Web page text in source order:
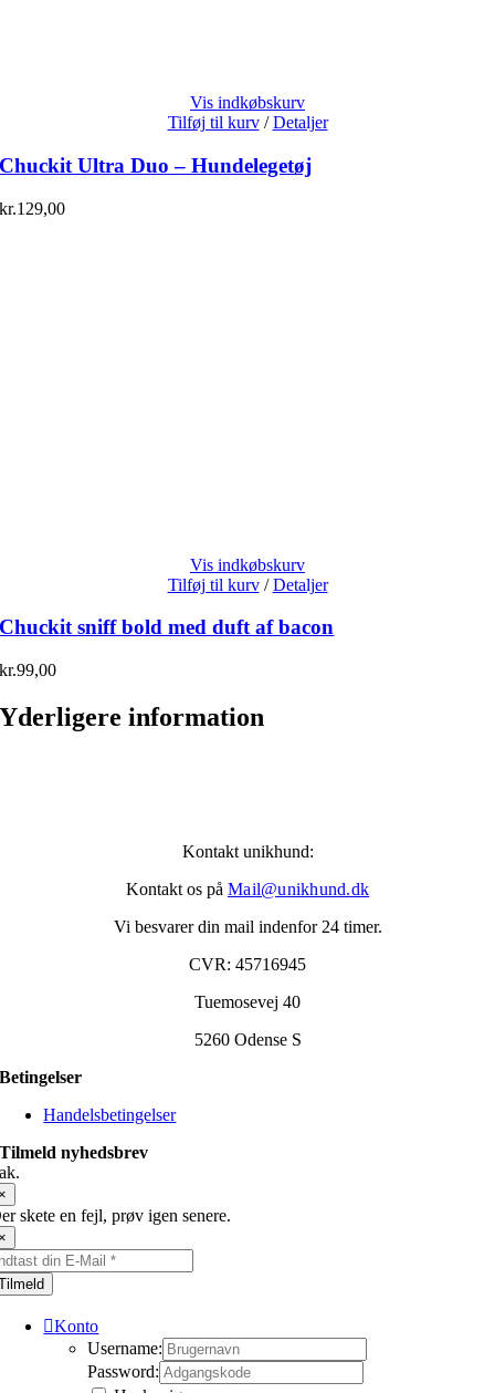
Vis indkøbskurv
Tilføj til kurv / Detaljer
Chuckit Ultra Duo – Hundelegetøj
kr.129,00
Vis indkøbskurv
Tilføj til kurv / Detaljer
Chuckit sniff bold med duft af bacon
kr.99,00
Yderligere information
Kontakt unikhund:
Kontakt os på Mail@unikhund.dk
Vi besvarer din mail indenfor 24 timer.
CVR: 45716945
Tuemosevej 40
5260 Odense S
Betingelser
Handelsbetingelser
Tilmeld nyhedsbrev
skete en fejl, prøv igen senere.
Konto
Username:
Password: